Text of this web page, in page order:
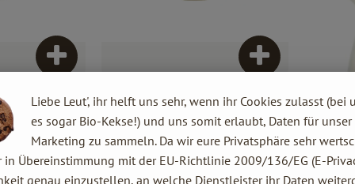
Produkt zum Warenkorb hinzufügen
, Preis:
2,69 €/ 500 ml
Spülmittel Lemon Hand 500 ml
Deutschland, Referenzpreis:
5,38 € / l
Produkt zum
Liebe Leut', ihr helft uns sehr, wenn ihr Cookies zulasst (bei
es sogar Bio-Kekse!) und uns somit erlaubt, Daten für unser
Marketing zu sammeln. Da wir eure Privatsphäre sehr
in Übereinstimmung mit der EU-Richtlinie 2009/136/EG (E-
genau einzustellen, an welche Dienstleister ihr Daten